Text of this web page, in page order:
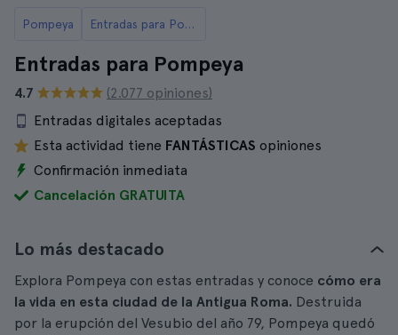
Pompeya Entradas para Pompeya
Entradas para Pompeya
4.7
(2.077 opiniones)
Entradas digitales aceptadas
Esta actividad tiene FANTÁSTICAS opiniones
Confirmación inmediata
Cancelación GRATUITA
Lo más destacado
Explora Pompeya con estas entradas y conoce cómo era
la vida en esta ciudad de la Antigua Roma. Destruida
por la erupción del Vesubio del año 79, Pompeya quedó